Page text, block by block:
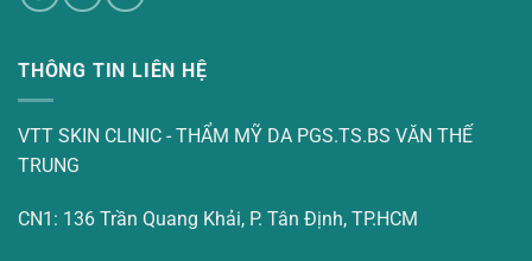
THÔNG TIN LIÊN HỆ
VTT SKIN CLINIC - THẨM MỸ DA PGS.TS.BS VĂN THẾ
TRUNG
CN1: 136 Trần Quang Khải, P. Tân Định, TP.HCM